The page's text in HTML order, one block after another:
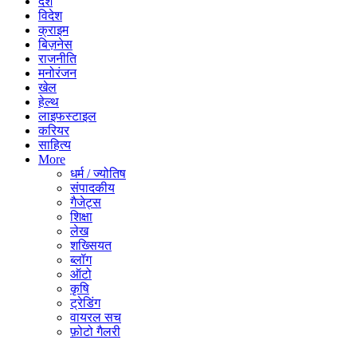
विदेश
क्राइम
बिज़नेस
राजनीति
मनोरंजन
खेल
हेल्थ
लाइफस्टाइल
करियर
साहित्य
More
धर्म / ज्योतिष
संपादकीय
गैजेट्स
शिक्षा
लेख
शख्सियत
ब्लॉग
ऑटो
कृषि
ट्रेडिंग
वायरल सच
फ़ोटो गैलरी